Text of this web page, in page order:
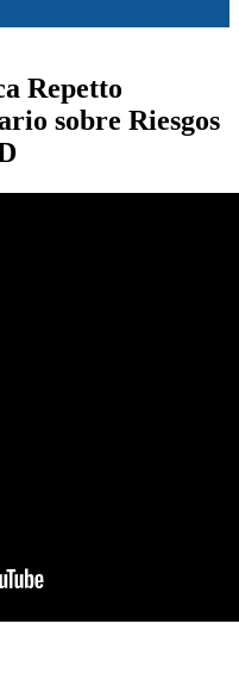
Repetto
sobre Riesgos